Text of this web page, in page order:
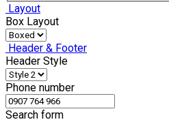
Layout
Box Layout
Header & Footer
Header Style
Phone number
Search form